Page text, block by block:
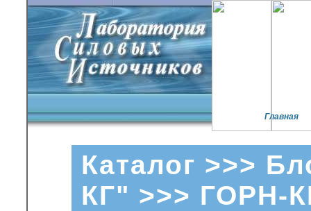
Главная
Каталог >>>
КГ" >>> ГОРН-